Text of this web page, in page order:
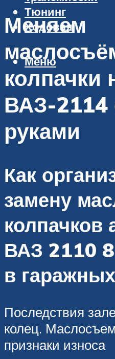
Тюнинг
Ходовая
Меню
Меняем
колпачки
ВАЗ-2114
руками
Как
замену
колпачков
ВАЗ 2110
в
Последствия
колец.
признаки износа